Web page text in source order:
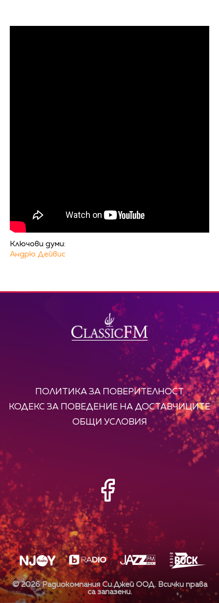
Ключови думи:
Андрю Дейвис
ПОЛИТИКА ЗА ПОВЕРИТЕЛНОСТ
КОДЕКС ЗА ПОВЕДЕНИЕ НА ДОСТАВЧИЦИТЕ
ОБЩИ УСЛОВИЯ
©2026Радиокомпания Си.Джей ООД. Всички права
са запазени.